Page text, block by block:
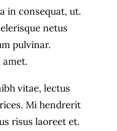
in consequat, ut.
netus
pulvinar.
vitae, lectus
Mi hendrerit
risus laoreet et.